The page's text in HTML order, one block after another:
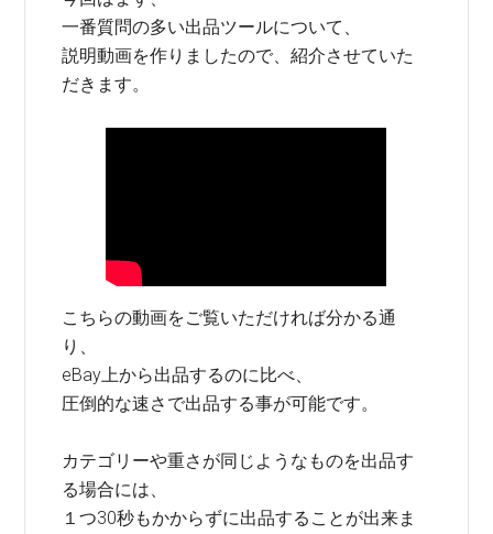
一番質問の多い出品ツールについて、
説明動画を作りましたので、紹介させていた
だきます。
こちらの動画をご覧いただければ分かる通
り、
eBay上から出品するのに比べ、
圧倒的な速さで出品する事が可能です。
カテゴリーや重さが同じようなものを出品す
る場合には、
１つ30秒もかからずに出品することが出来ま